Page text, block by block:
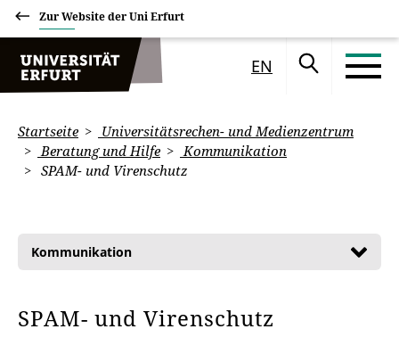
Zur Website der Uni Erfurt
EN
Startseite
Universitätsrechen- und Medienzentrum
Beratung und Hilfe
Kommunikation
SPAM- und Virenschutz
Kommunikation
SPAM- und Virenschutz